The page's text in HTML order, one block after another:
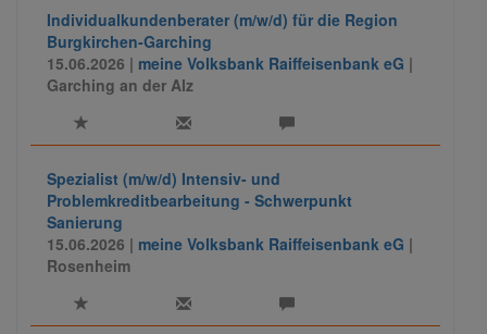
Individualkundenberater (m/w/d) für die Region
Burgkirchen-Garching
15.06.2026 | meine Volksbank Raiffeisenbank eG |
Garching an der Alz
Spezialist (m/w/d) Intensiv- und
Problemkreditbearbeitung - Schwerpunkt
Sanierung
15.06.2026 | meine Volksbank Raiffeisenbank eG |
Rosenheim